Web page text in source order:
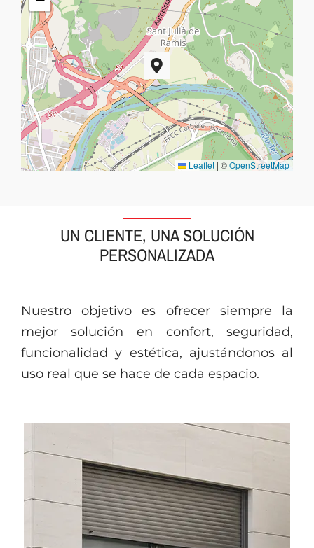
Leaflet | ©OpenStreetMap
UN CLIENTE, UNA SOLUCIÓN
PERSONALIZADA
Nuestro objetivo es ofrecer siempre la
mejor solución en confort, seguridad,
funcionalidad y estética, ajustándonos al
uso real que se hace de cada espacio.